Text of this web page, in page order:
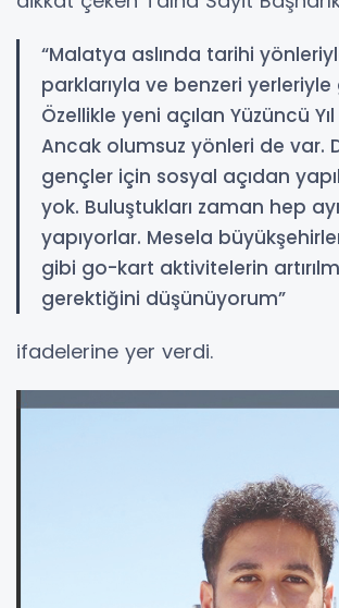
“Malatya aslında tarihi
parklarıyla ve benzeri yerleriyle
Özellikle yeni açılan Yüzüncü Yıl
Ancak olumsuz yönleri de var.
gençler için sosyal açıdan
yok. Buluştukları zaman hep
yapıyorlar. Mesela
gibi go-kart aktivitelerin
gerektiğini düşünüyorum”
ifadelerine yer verdi.